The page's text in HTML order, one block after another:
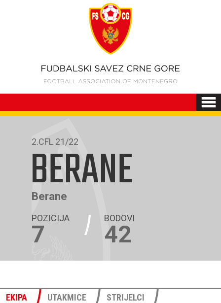
2.CFL 21/22
BERANE
Berane
POZICIJA
7
BODOVI
42
EKIPA UTAKMICE STRIJELCI